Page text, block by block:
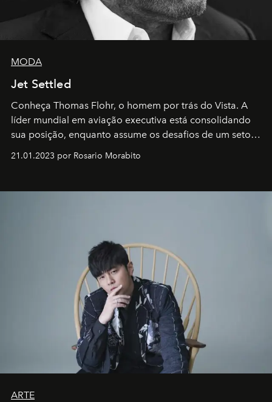
MODA
Jet Settled
Conheça Thomas Flohr, o homem por trás do Vista. A
líder mundial em aviação executiva está consolidando
sua posição, enquanto assume os desafios de um setor
em rápida evolução e redefinindo o conceito de luxo
21.01.2023 por Rosario Morabito
ARTE